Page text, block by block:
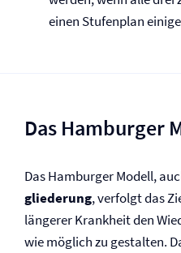
einen Stufenplan
Das Hamburger
Das Hamburger Modell,
glie­derung, verfolgt das
längerer Krankheit den
wie möglich zu gestalten.